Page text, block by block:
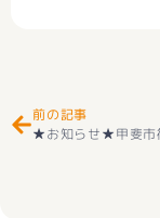
前の記事